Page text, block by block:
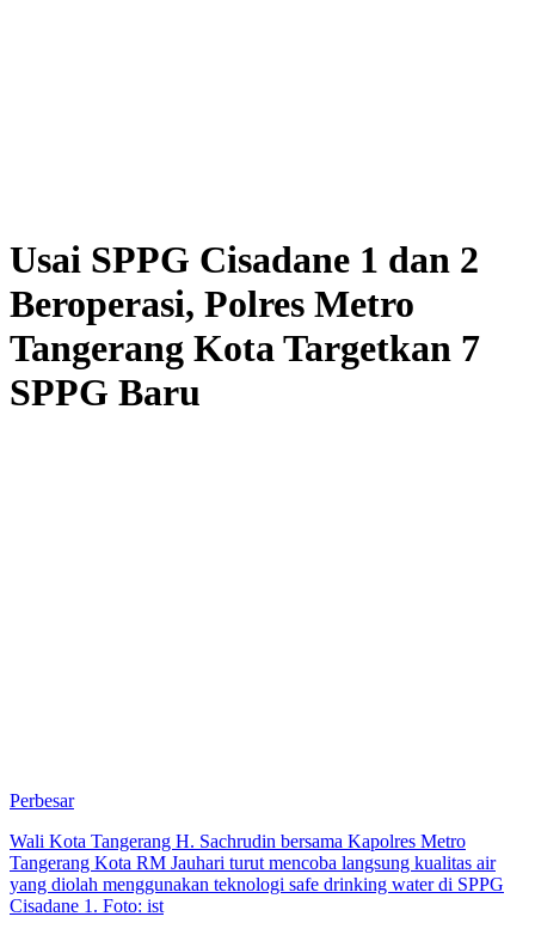
Usai SPPG Cisadane 1 dan 2
Beroperasi, Polres Metro
Tangerang Kota Targetkan 7
SPPG Baru
Perbesar
Wali Kota Tangerang H. Sachrudin bersama Kapolres Metro
Tangerang Kota RM Jauhari turut mencoba langsung kualitas air
yang diolah menggunakan teknologi safe drinking water di SPPG
Cisadane 1. Foto: ist